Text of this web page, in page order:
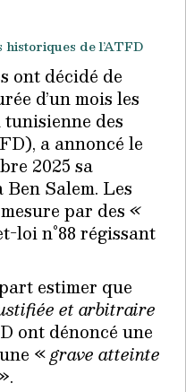
de l’ATFD
ont décidé de
d’un mois les
tunisienne des
a annoncé le
2025 sa
Salem. Les
par des«
loi n°88 régissant
estimer que
et arbitraire
ont dénoncé une
«grave atteinte